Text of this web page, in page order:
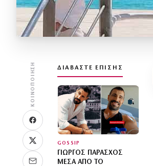
ΚΟΙΝΟΠΟΊΗΣΗ ΔΙΑΒΆΣΤΕ ΕΠΊΣΗΣ
GOSSIP
ΓΙΏΡΓΟΣ ΠΑΡΆΣΧΟΣ
ΜΈΣΑ ΑΠΌ ΤΟ